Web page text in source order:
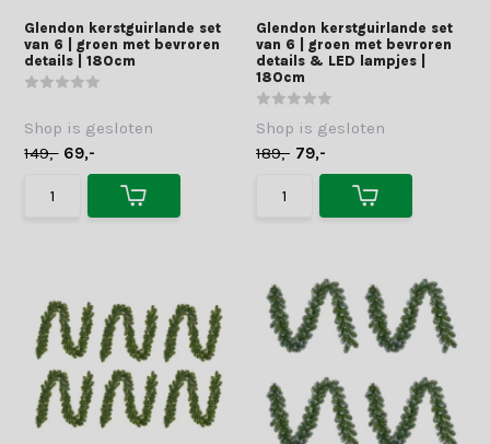
Glendon kerstguirlande set
van 6 | groen met bevroren
details | 180cm
Shop is gesloten
149,- 69,-
Glendon kerstguirlande set
van 6 | groen met bevroren
details & LED lampjes |
180cm
Shop is gesloten
189,- 79,-